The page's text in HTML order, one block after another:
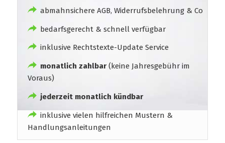
abmahnsichere AGB, Widerrufsbelehrung & Co
bedarfsgerecht & schnell verfügbar
inklusive Rechtstexte-Update Service
monatlich zahlbar(keine Jahresgebühr im
Voraus)
jederzeit monatlich kündbar
inklusive vielen hilfreichen Mustern &
Handlungsanleitungen